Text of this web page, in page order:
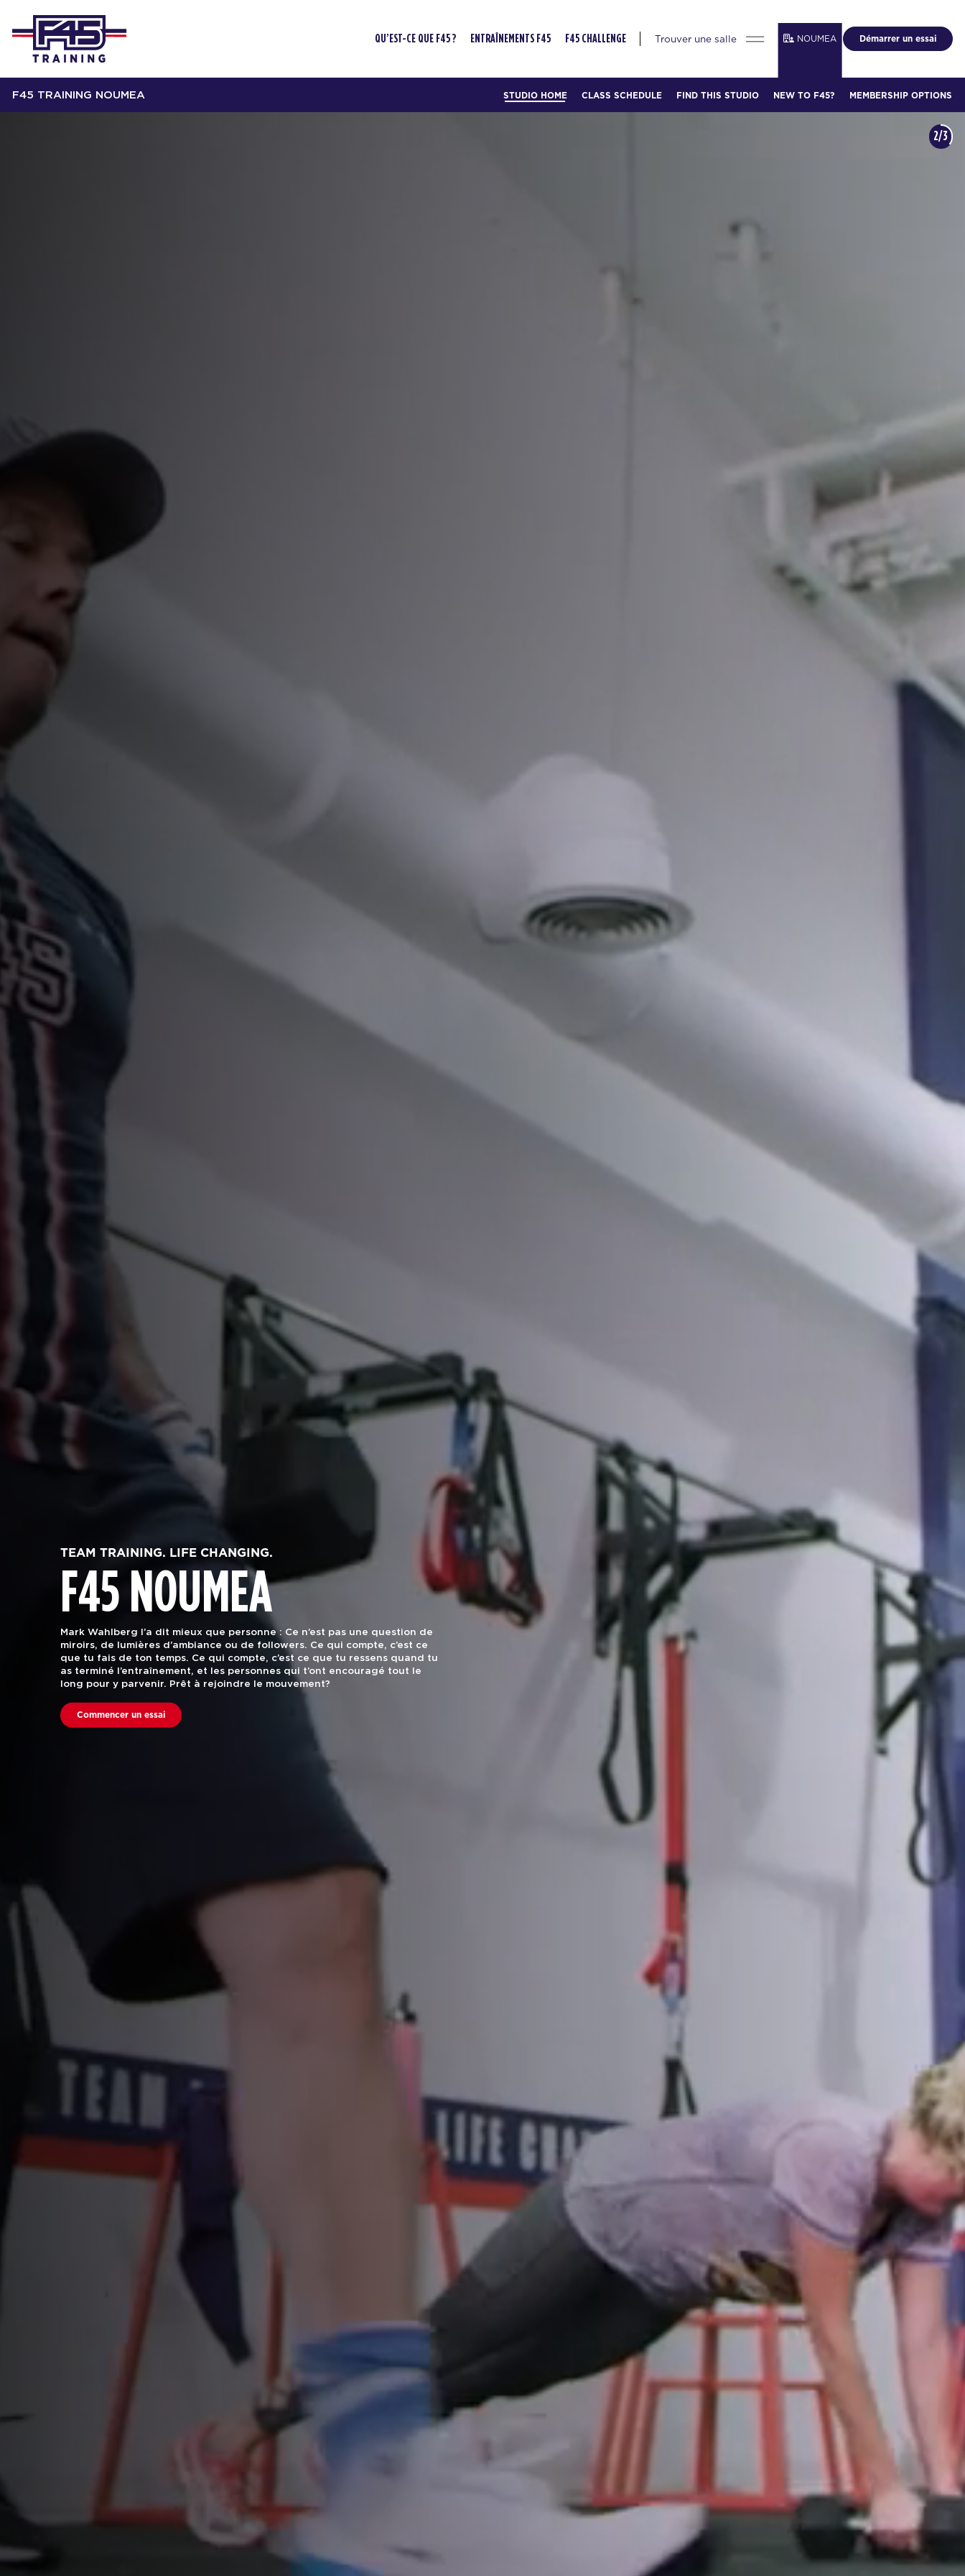
QU’EST-CE QUE F45 ? ENTRAÎNEMENTS F45 F45 CHALLENGE Trouver une salle NOUMEA Démarrer un essai
F45 TRAINING NOUMEA STUDIO HOME CLASS SCHEDULE FIND THIS STUDIO NEW TO F45? MEMBERSHIP OPTIONS
TEAM TRAINING. LIFE CHANGING.
F45 NOUMEA
Mark Wahlberg l’a dit mieux que personne : Ce n’est pas une question de
miroirs, de lumières d’ambiance ou de followers. Ce qui compte, c’est ce
que tu fais de ton temps. Ce qui compte, c’est ce que tu ressens quand tu
as terminé l’entraînement, et les personnes qui t’ont encouragé tout le
long pour y parvenir. Prêt à rejoindre le mouvement?
Commencer un essai
2/3